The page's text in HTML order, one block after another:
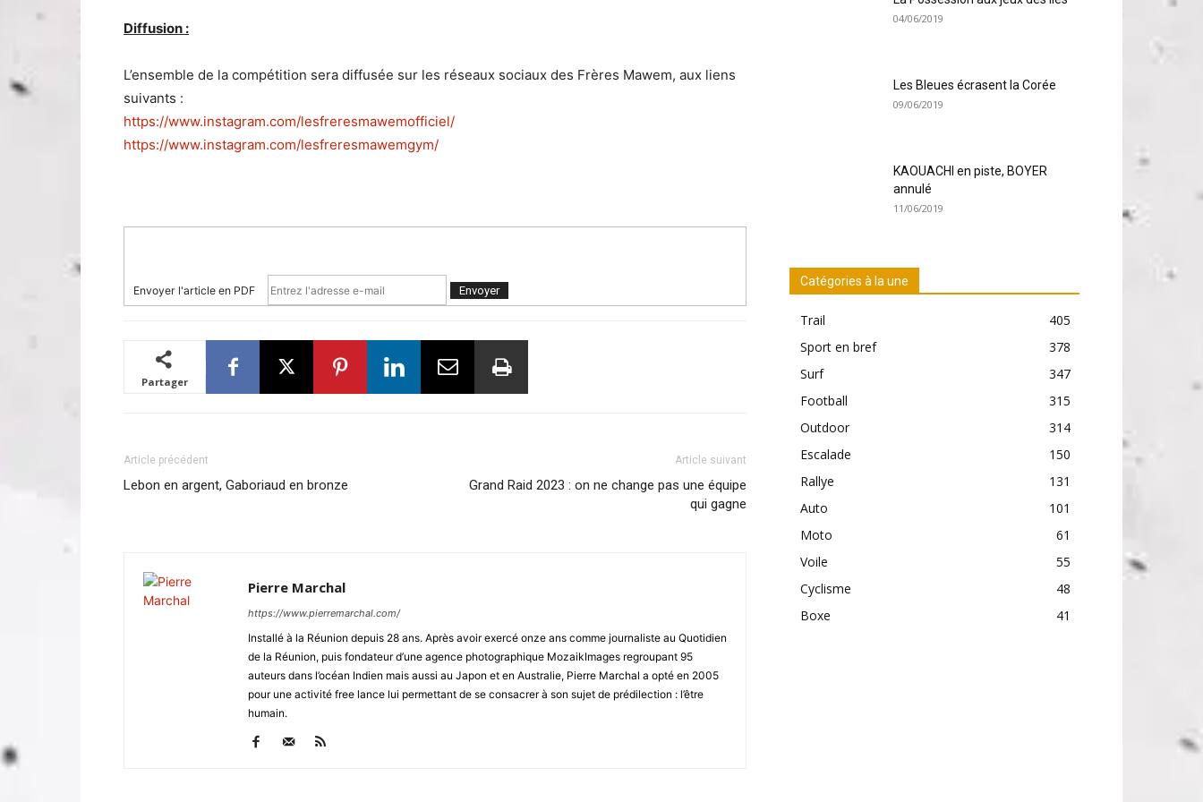
Diffusion :
L’ensemble de la compétition sera diffusée sur les réseaux sociaux des Frères Mawem, aux liens
suivants :
https://www.instagram.com/lesfreresmawemofficiel/
https://www.instagram.com/lesfreresmawemgym/
Envoyer l'article en PDF
Partager
Article précédent
Lebon en argent, Gaboriaud en bronze
Article suivant
Grand Raid 2023 : on ne change pas une équipe
qui gagne
Pierre Marchal
https://www.pierremarchal.com/
Installé à la Réunion depuis 28 ans. Après avoir exercé onze ans comme journaliste au Quotidien
de la Réunion, puis fondateur d’une agence photographique MozaikImages regroupant 95
auteurs dans l’océan Indien mais aussi au Japon et en Australie, Pierre Marchal a opté en 2005
pour une activité free lance lui permettant de se consacrer à son sujet de prédilection : l’être
humain.
04/06/2019
Les Bleues écrasent la Corée
09/06/2019
KAOUACHI en piste, BOYER
annulé
11/06/2019
Catégories à la une
Trail
405
Sport en bref
378
Surf
347
Football
315
Outdoor
314
Escalade
150
Rallye
131
Auto
101
Moto
61
Voile
55
Cyclisme
48
Boxe
41